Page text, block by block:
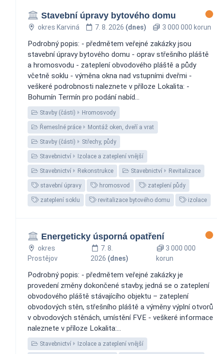
Stavební úpravy bytového domu
okres Karviná 7. 8. 2026 (dnes) 3 000 000 korun
Podrobný popis: - předmětem veřejné zakázky jsou
stavební úpravy bytového domu - oprav střešního pláště
a hromosvodu - zateplení obvodového pláště a půdy
včetně soklu - výměna okna nad vstupními dveřmi -
veškeré podrobnosti naleznete v příloze Lokalita: -
Bohumín Termín pro podání nabíd...
Stavby (části) Hromosvody
Řemeslné práce Montáž oken, dveří a vrat
Stavby (části) Střechy, půdy
Stavebnictví Izolace a zateplení vnější
Stavebnictví Rekonstrukce Stavebnictví Revitalizace
stavební úpravy hromosvod zateplení půdy
zateplení soklu revitalizace bytového domu izolace
Energeticky úsporná opatření
okres
Prostějov
7. 8.
2026 (dnes)
3 000 000
korun
Podrobný popis: - předmětem veřejné zakázky je
provedení změny dokončené stavby, jedná se o zateplení
obvodového pláště stávajícího objektu – zateplení
obvodových stěn, střešního pláště a výměny výplní otvorů
v obvodových stěnách, umístění FVE - veškeré informace
naleznete v příloze Lokalita:...
Stavebnictví Izolace a zateplení vnější